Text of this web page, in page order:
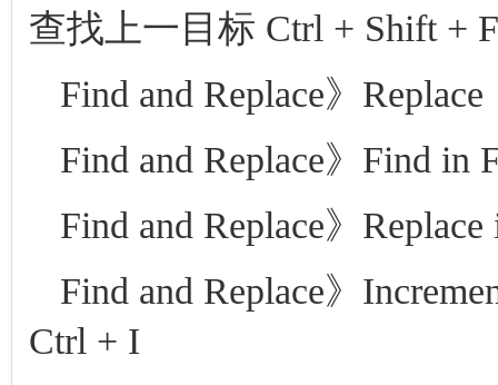
查找上一目标 Ctrl + Shift +
Find and Replace》
Find and Replace》Find
Find and Replace》
Find and Replace》
Ctrl + I